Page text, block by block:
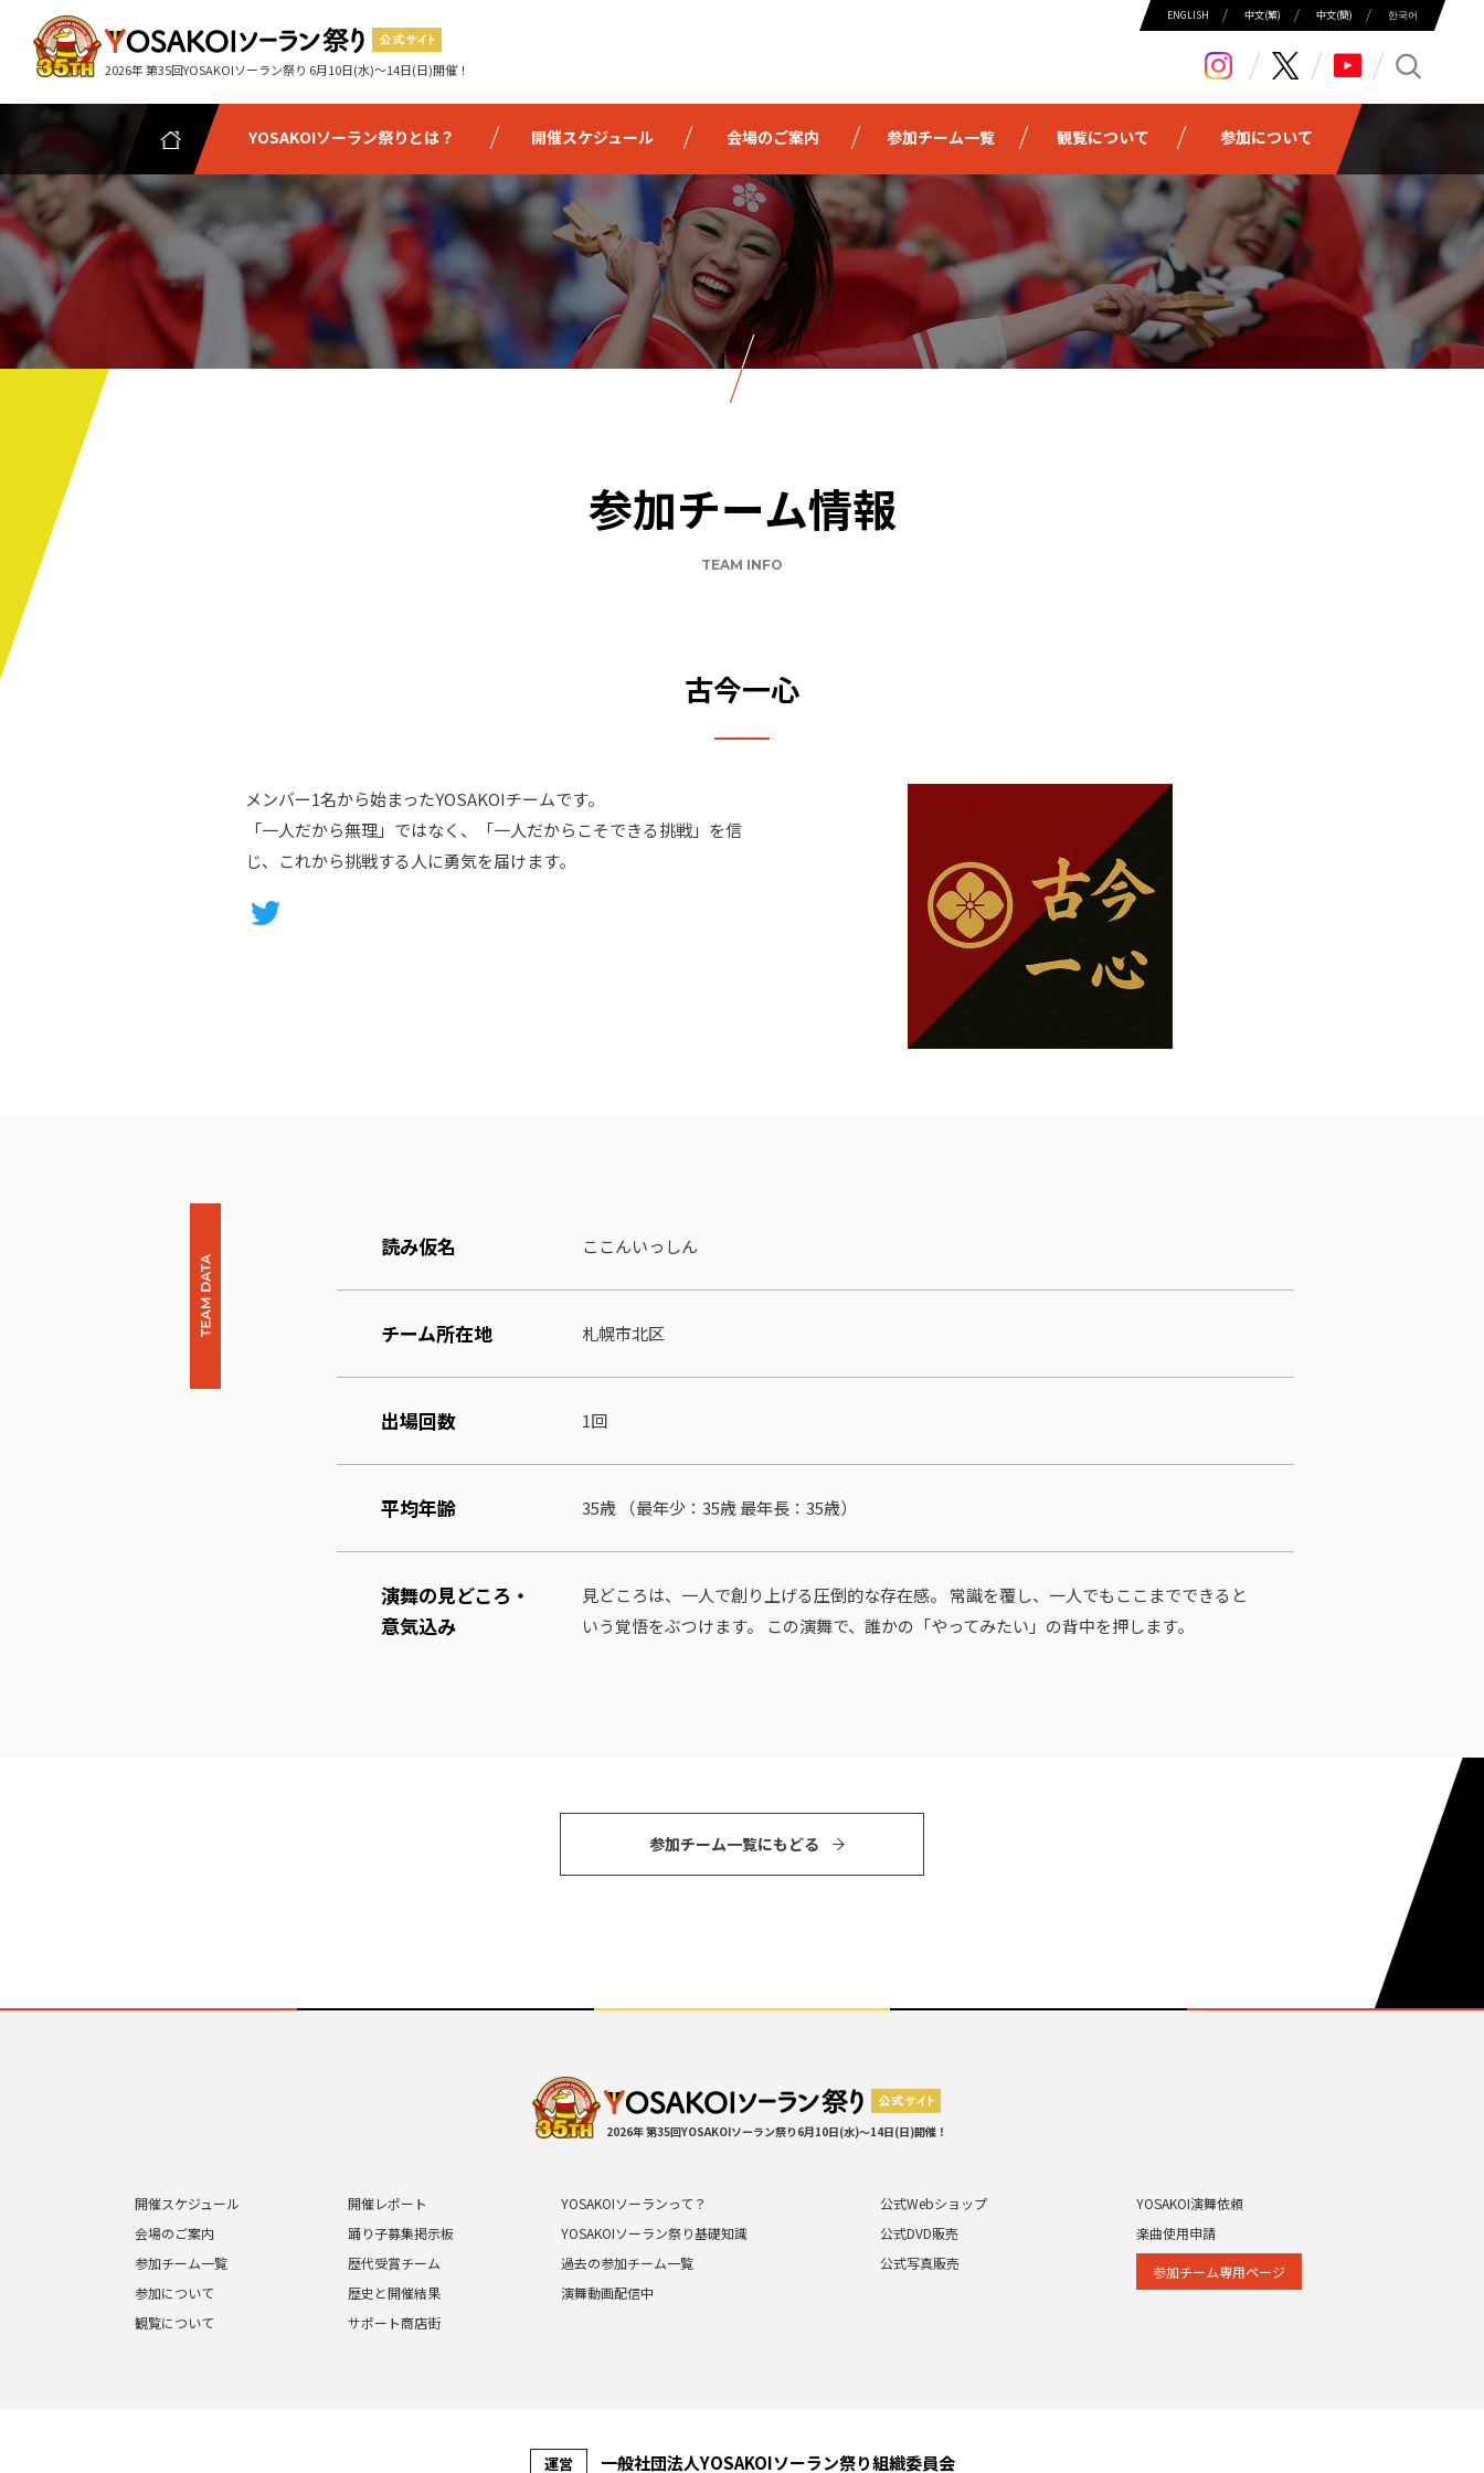
2026年 第35回YOSAKOIソーラン祭り 6月10日(水)～14日(日)開催！
ENGLISH 中⽂(繁) 中⽂(簡) 한국어
YOSAKOIソーラン祭りとは？ 開催スケジュール 会場のご案内 参加チーム一覧 観覧について 参加について
参加チーム情報
TEAM INFO
古今一心
メンバー1名から始まったYOSAKOIチームです。
「一人だから無理」ではなく、「一人だからこそできる挑戦」を信
じ、これから挑戦する人に勇気を届けます。
読み仮名 ここんいっしん
チーム所在地 札幌市北区
出場回数 1回
平均年齢 35歳 （最年少：35歳 最年⻑：35歳）
演舞の見どころ・
意気込み
見どころは、一人で創り上げる圧倒的な存在感。 常識を覆し、一人でもここまでできると
いう覚悟をぶつけます。 この演舞で、誰かの「やってみたい」の背中を押します。
参加チーム⼀覧にもどる
2026年 第35回YOSAKOIソーラン祭り 6月10日(水)～14日(日)開催！
開催スケジュール
会場のご案内
参加チーム一覧
参加について
観覧について
開催レポート
踊り子募集掲示板
歴代受賞チーム
歴史と開催結果
サポート商店街
YOSAKOIソーランって？
YOSAKOIソーラン祭り基礎知識
過去の参加チーム一覧
演舞動画配信中
公式Webショップ
公式DVD販売
公式写真販売
YOSAKOI演舞依頼
楽曲使用申請
参加チーム専⽤ページ
運営 ⼀般社団法⼈YOSAKOIソーラン祭り組織委員会